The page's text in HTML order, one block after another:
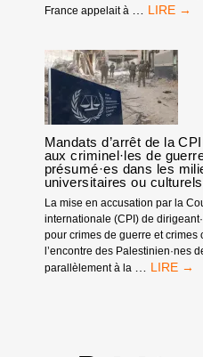
France appelait à
TOUR
:
PAS
D’ÉQUIPE
!
Mandats d’arrêt de la
aux criminel·les de
présumé·es dans les
universitaires ou culturels
La mise en accusation par la
internationale (CPI) de
pour crimes de guerre et crimes
l’encontre des Palestinien·nes
parallèlement à la
MANDATS